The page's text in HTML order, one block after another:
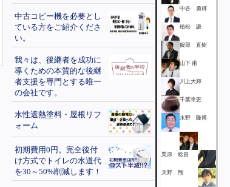
中古コピー機を必要とし
ている方をご紹介くださ
い。
我々は、後継者を成功に
導くための本質的な後継
者支援を専門とする唯一
の会社です。
水性遮熱塗料・屋根リフ
ォーム
初期費用0円。完全後付
け方式でトイレの水道代
を30～50%削減します！
中谷 勇輝
植松 謙
服部 直樹
山下 甫
川上大輝
千葉幸恵
水野 隆博
栗原 稔昌
天野 翔